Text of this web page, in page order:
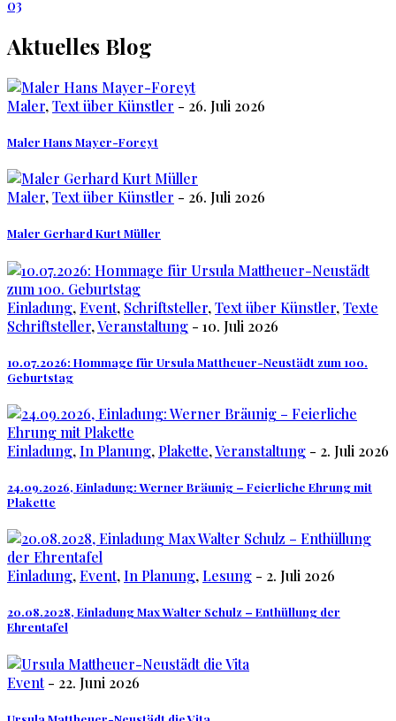
03
Aktuelles Blog
Maler,Text über Künstler - 26. Juli 2026
Maler Hans Mayer-Foreyt
Maler,Text über Künstler - 26. Juli 2026
Maler Gerhard Kurt Müller
Einladung,Event, Schriftsteller,Text über Künstler,Texte
Schriftsteller,Veranstaltung - 10. Juli 2026
10.07.2026: Hommage für Ursula Mattheuer-Neustädt zum 100.
Geburtstag
Einladung, In Planung, Plakette,Veranstaltung - 2. Juli 2026
24.09.2026, Einladung: Werner Bräunig – Feierliche Ehrung mit
Plakette
Einladung,Event, In Planung,Lesung - 2. Juli 2026
20.08.2028, Einladung Max Walter Schulz – Enthüllung der
Ehrentafel
Event- 22. Juni 2026